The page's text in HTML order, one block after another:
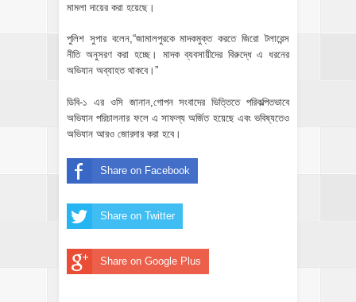
মামলা দায়ের করা হয়েছে।
পুলিশ সুপার বলেন,“জামালপুরকে মাদকমুক্ত করতে জিরো টলারেন্স
নীতি অনুসরণ করা হচ্ছে। মাদক ব্যবসায়ীদের বিরুদ্ধে এ ধরনের
অভিযান অব্যাহত থাকবে।”
ডিবি-১ এর ওসি জানান,গোপন সংবাদের ভিত্তিতে পরিকল্পিতভাবে
অভিযান পরিচালনার ফলে এ সাফল্য অর্জিত হয়েছে এবং ভবিষ্যতেও
অভিযান আরও জোরদার করা হবে।
Share on Facebook
Share on Twitter
Share on Google Plus